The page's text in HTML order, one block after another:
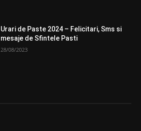
Urari de Paste 2024 – Felicitari, Sms si
mesaje de Sfintele Pasti
28/08/2023